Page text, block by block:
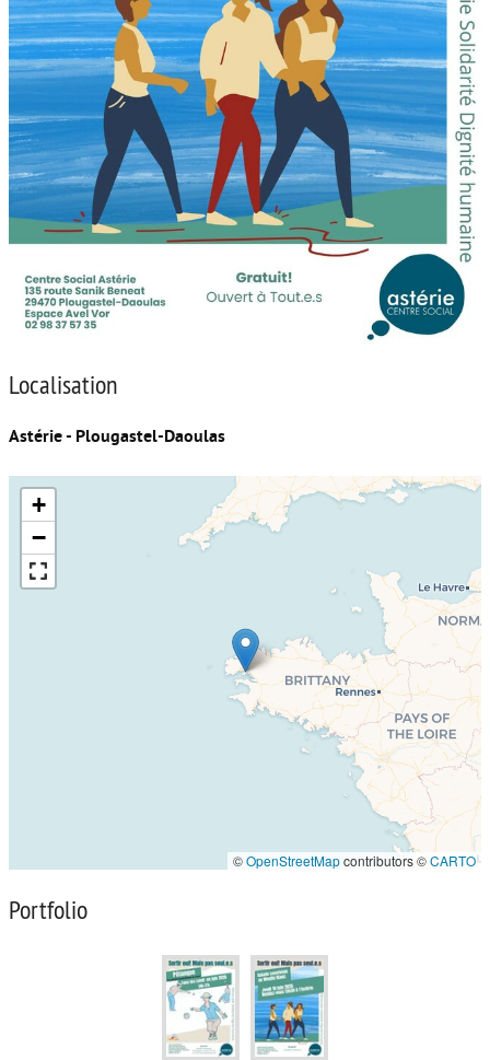
Localisation
Astérie - Plougastel-Daoulas
+
−
©OpenStreetMapcontributors ©CARTO
Portfolio